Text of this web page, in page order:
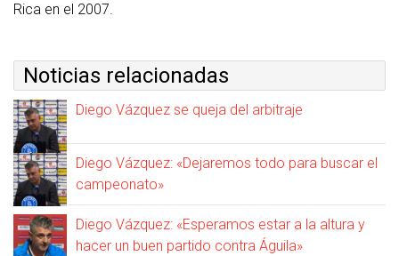
Rica en el 2007.
Noticias relacionadas
Diego Vázquez se queja del arbitraje
Diego Vázquez: «Dejaremos todo para buscar el
campeonato»
Diego Vázquez: «Esperamos estar a la altura y
hacer un buen partido contra Águila»